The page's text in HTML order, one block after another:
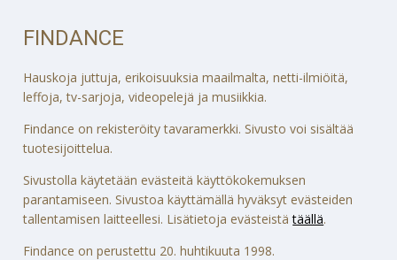
FINDANCE
Hauskoja juttuja, erikoisuuksia maailmalta, netti-ilmiöitä,
leffoja, tv-sarjoja, videopelejä ja musiikkia.
Findance on rekisteröity tavaramerkki. Sivusto voi sisältää
tuotesijoittelua.
Sivustolla käytetään evästeitä käyttökokemuksen
parantamiseen. Sivustoa käyttämällä hyväksyt evästeiden
tallentamisen laitteellesi. Lisätietoja evästeistätäällä.
Findance on perustettu 20. huhtikuuta 1998.